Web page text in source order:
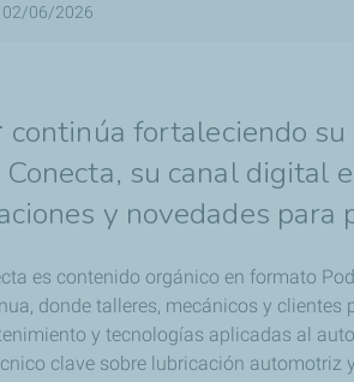
02/06/2026
continúa fortaleciendo
Conecta, su canal digital
y novedades
es contenido orgánico en formato
donde talleres, mecánicos y
y tecnologías aplicadas al
clave sobre lubricación automotriz